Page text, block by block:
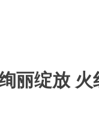
丽绽放